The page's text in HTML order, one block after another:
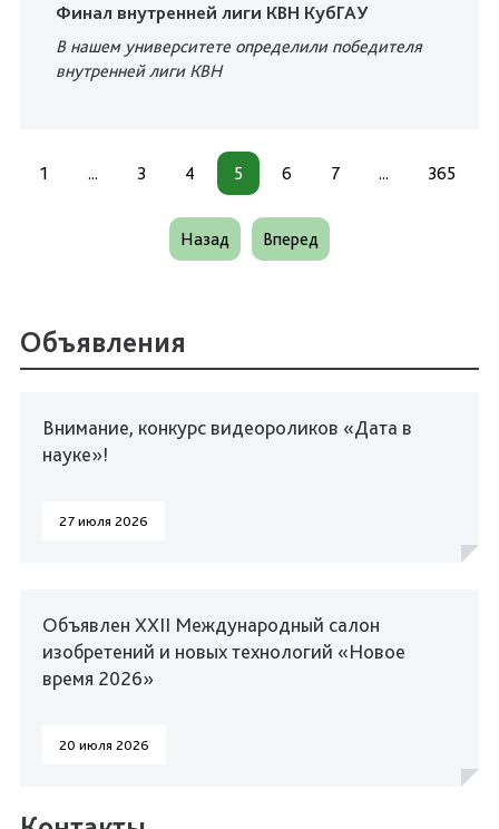
Финал внутренней лиги КВН КубГАУ
В нашем университете определили победителя
внутренней лиги КВН
1 ... 3 4 5 6 7 ... 365
Назад Вперед
Объявления
Внимание, конкурс видеороликов «Дата в
науке»!
27 июля 2026
Объявлен XXII Международный салон
изобретений и новых технологий «Новое
время 2026»
20 июля 2026